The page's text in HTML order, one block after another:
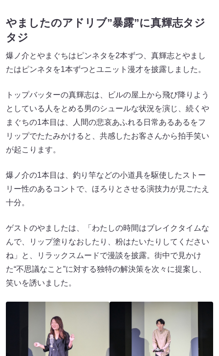
やましたのアドリブ”暴露”に真輝志タジ
タジ
爆ノ介とやまぐちはピンネタを2本ずつ、真輝志とやまし
たはピンネタを1本ずつとユニット漫才を披露しました。
トップバッターの真輝志は、ビルの屋上から飛び降りよう
としている人をとめる男のシュールな状況を演じ、続くや
まぐちの1本目は、人間の悲哀あふれる日常あるあるをフ
リップでたたみかけると、共感したお客さんから拍手笑い
が起こります。
爆ノ介の1本目は、釣り竿などの小道具を駆使したストー
リー性のあるコントで、ほろりとさせる演技力が見ごたえ
十分。
ゲストのやましたは、「わたしの時間はブレイクタイムな
んで、リップ塗りなおしたり、粉はたいたりしてください
ね」と、リラックスムードで漫談を披露。街中で見かけ
た“不思議なこと”に対する独特の解決策を次々に提案し、
笑いを誘いました。